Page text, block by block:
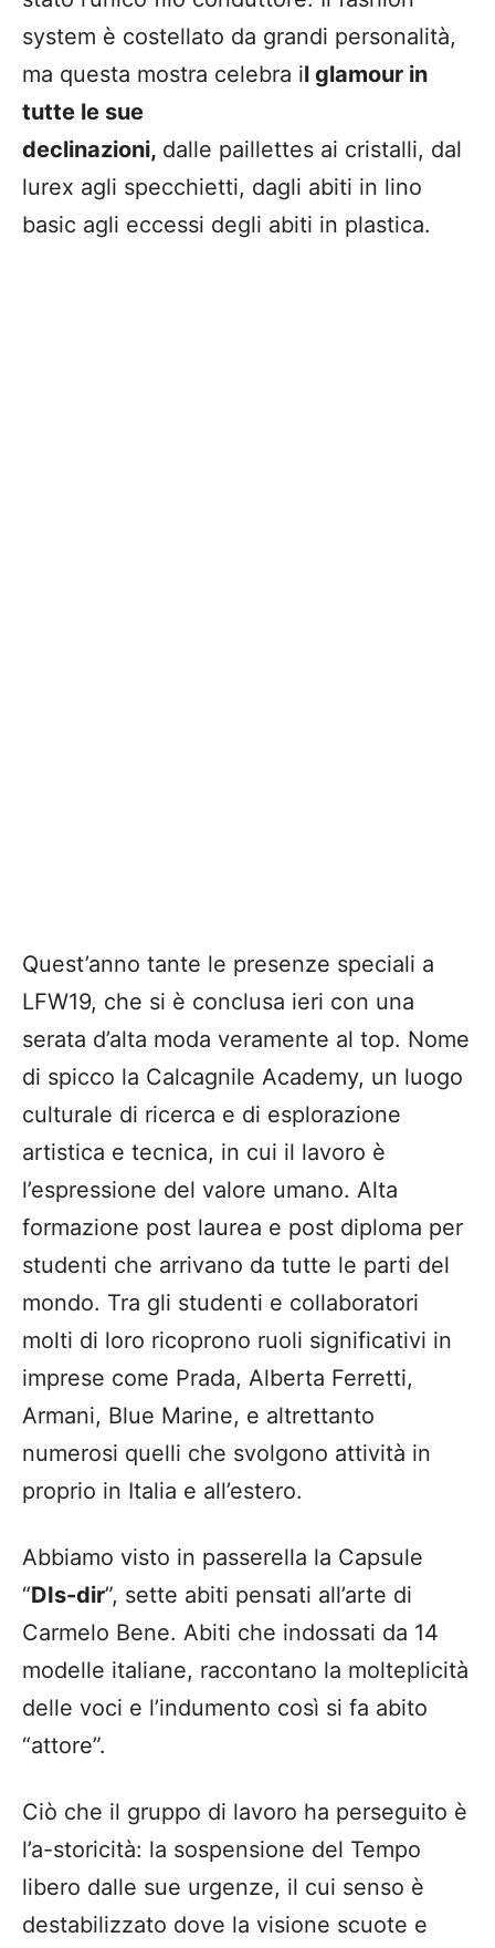
system è costellato da grandi personalità,
ma questa mostra celebra il glamour in
tutte le sue
declinazioni, dalle paillettes ai cristalli, dal
lurex agli specchietti, dagli abiti in lino
basic agli eccessi degli abiti in plastica.
Quest’anno tante le presenze speciali a
LFW19, che si è conclusa ieri con una
serata d’alta moda veramente al top. Nome
di spicco la Calcagnile Academy, un luogo
culturale di ricerca e di esplorazione
artistica e tecnica, in cui il lavoro è
l’espressione del valore umano. Alta
formazione post laurea e post diploma per
studenti che arrivano da tutte le parti del
mondo. Tra gli studenti e collaboratori
molti di loro ricoprono ruoli significativi in
imprese come Prada, Alberta Ferretti,
Armani, Blue Marine, e altrettanto
numerosi quelli che svolgono attività in
proprio in Italia e all’estero.
Abbiamo visto in passerella la Capsule
“DIs-dir”, sette abiti pensati all’arte di
Carmelo Bene. Abiti che indossati da 14
modelle italiane, raccontano la molteplicità
delle voci e l’indumento così si fa abito
“attore”.
Ciò che il gruppo di lavoro ha perseguito è
l’a-storicità: la sospensione del Tempo
libero dalle sue urgenze, il cui senso è
destabilizzato dove la visione scuote e